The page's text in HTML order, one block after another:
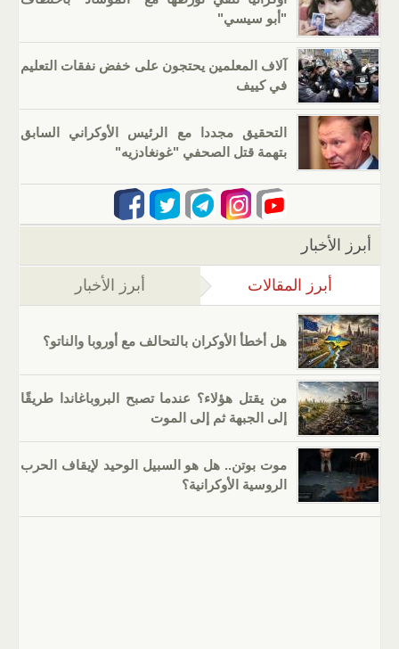
"أبو سيسي"
آلاف المعلمين يحتجون على خفض نفقات التعليم
في كييف
التحقيق مجددا مع الرئيس الأوكراني السابق
بتهمة قتل الصحفي "غونغادزيه"
أبرز الأخبار
أبرز المقالات (علامة التبويب النشطة)
أبرز الأخبار
هل أخطأ الأوكران بالتحالف مع أوروبا والناتو؟
من يقتل هؤلاء؟ عندما تصبح البروباغاندا طريقًا
إلى الجبهة ثم إلى الموت
موت بوتن.. هل هو السبيل الوحيد لإيقاف الحرب
الروسية الأوكرانية؟